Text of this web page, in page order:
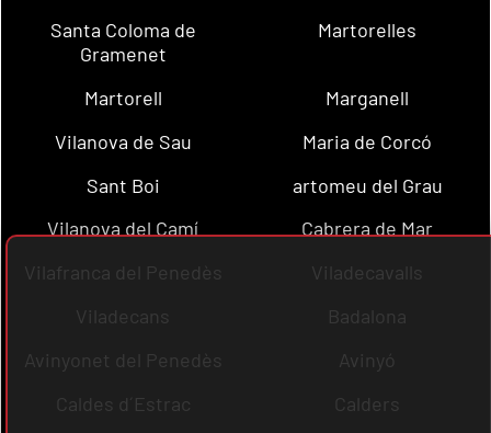
Santa Coloma de
Gramenet
Martorelles
Martorell
Marganell
Vilanova de Sau
Maria de Corcó
Sant Boi
artomeu del Grau
Vilanova del Camí
Cabrera de Mar
Vilafranca del Penedès
Viladecavalls
Viladecans
Badalona
Avinyonet del Penedès
Avinyó
Caldes d´Estrac
Calders